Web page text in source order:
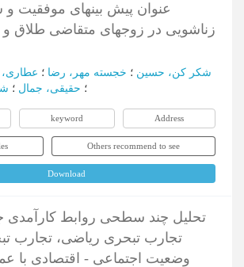
عنوان پیش بینهای موفقیت
زناشویی در زوجهای متقاضی طلاق و
شکر کن، حسین ؛ خجسته مهر، رضا ؛
؛ حقیقی، جمال ؛
keyword Address
Others recommend to see
Download
تحلیل چند سطحی روابط کارآمدی
تجارب تبحری ریاضی، تجارب
وضعیت اجتماعی - اقتصادی با